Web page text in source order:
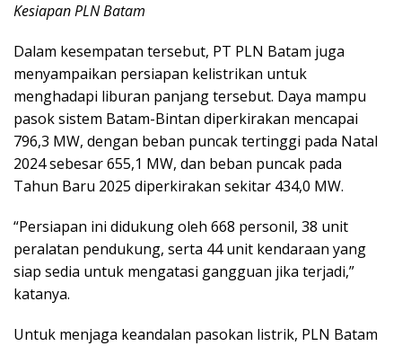
Kesiapan PLN Batam
Dalam kesempatan tersebut, PT PLN Batam juga
menyampaikan persiapan kelistrikan untuk
menghadapi liburan panjang tersebut. Daya mampu
pasok sistem Batam-Bintan diperkirakan mencapai
796,3 MW, dengan beban puncak tertinggi pada Natal
2024 sebesar 655,1 MW, dan beban puncak pada
Tahun Baru 2025 diperkirakan sekitar 434,0 MW.
“Persiapan ini didukung oleh 668 personil, 38 unit
peralatan pendukung, serta 44 unit kendaraan yang
siap sedia untuk mengatasi gangguan jika terjadi,”
katanya.
Untuk menjaga keandalan pasokan listrik, PLN Batam